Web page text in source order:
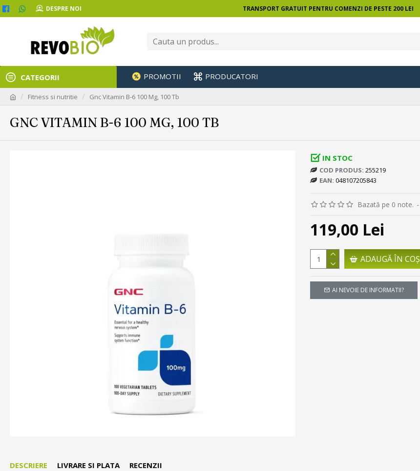
DESPRE NOI TRANSPORT GRATUIT PENTRU COMENZI DE PESTE 200 LEI
CATEGORII PROMOTII PRODUCATORI
Fitness si nutritie Gnc Vitamin B-6 100 Mg, 100 Tb
GNC VITAMIN B-6 100 MG, 100 TB
IN STOC
COD PRODUS: 255219
EAN: 048107205843
Bazată pe 0 note. -
119,00 Lei
ADAUGĂ ÎN COŞ
AI NEVOIE DE INFORMATII?
DESCRIERE LIVRARE SI PLATA RECENZII